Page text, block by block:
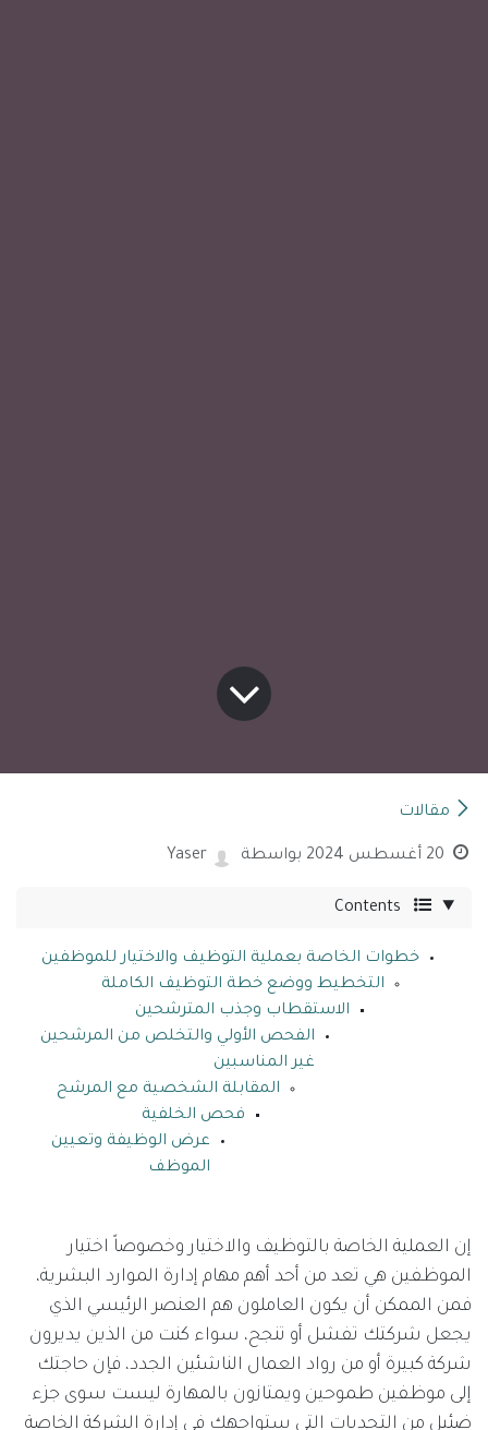
مقالات
20 أغسطس 2024 بواسطة Yaser
Contents
خطوات الخاصة بعملية التوظيف والاختيار للموظفين
التخطيط ووضع خطة التوظيف الكاملة
الاستقطاب وجذب المترشحين
الفحص الأولي والتخلص من المرشحين
غير المناسبين
المقابلة الشخصية مع المرشح
فحص الخلفية
عرض الوظيفة وتعيين
الموظف
إن العملية الخاصة بالتوظيف والاختيار وخصوصاً اختيار
الموظفين هي تعد من أحد أهم مهام إدارة الموارد البشرية،
فمن الممكن أن يكون العاملون هم العنصر الرئيسي الذي
يجعل شركتك تفشل أو تنجح، سواء كنت من الذين يديرون
شركة كبيرة أو من رواد العمال الناشئين الجدد، فإن حاجتك
إلى موظفين طموحين ويمتازون بالمهارة ليست سوى جزء
ضئيل من التحديات التي ستواجهك في إدارة الشركة الخاصة